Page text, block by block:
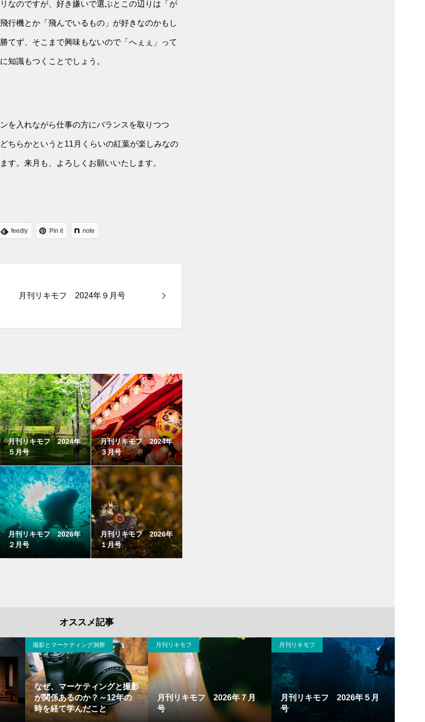
なのですが、好き嫌いで選ぶとこの辺りは「が
行機とか「飛んでいるもの」が好きなのかもし
てず、そこまで興味もないので「へぇぇ」って
知識もつくことでしょう。
を入れながら仕事の方にバランスを取りつつ
ちらかというと11月くらいの紅葉が楽しみなの
す。来月も、よろしくお願いいたします。
feedly Pin it note
月刊リキモフ 2024年９月号
月刊リキモフ 2024年
５月号
月刊リキモフ 2024年
３月号
月刊リキモフ 2026年
２月号
月刊リキモフ 2026年
１月号
オススメ記事
なぜ、マーケティングと撮影
が関係あるのか？～12年の
時を経て学んだこと
撮影とマーケティング洞察
月刊リキモフ 2026年７月
号
月刊リキモフ
月刊リキモフ 2026年５月
号
月刊リキモフ